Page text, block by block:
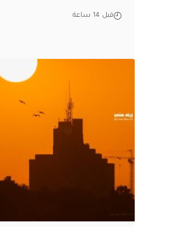
قبل 14 ساعة